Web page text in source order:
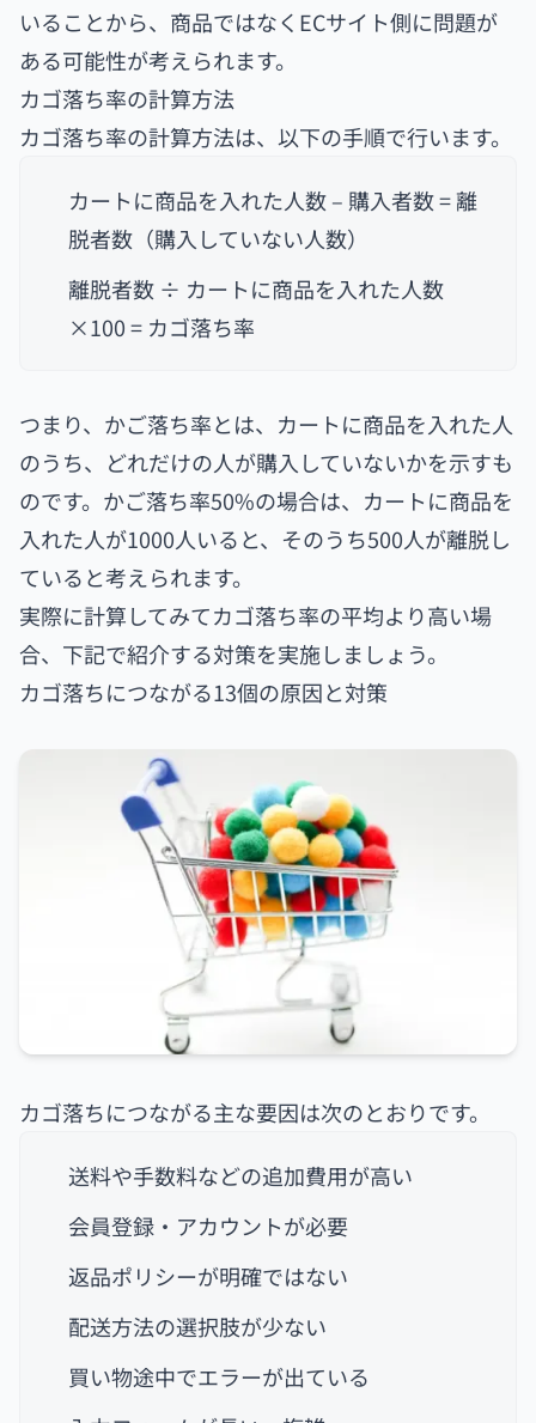
いることから、商品ではなくECサイト側に問題が
ある可能性が考えられます。
カゴ落ち率の計算方法
カゴ落ち率の計算方法は、以下の手順で行います。
カートに商品を入れた人数 – 購入者数 = 離
脱者数（購入していない人数）
離脱者数 ÷ カートに商品を入れた人数
×100 = カゴ落ち率
つまり、かご落ち率とは、カートに商品を入れた人
のうち、どれだけの人が購入していないかを示すも
のです。かご落ち率50%の場合は、カートに商品を
入れた人が1000人いると、そのうち500人が離脱し
ていると考えられます。
実際に計算してみてカゴ落ち率の平均より高い場
合、下記で紹介する対策を実施しましょう。
カゴ落ちにつながる13個の原因と対策
カゴ落ちにつながる主な要因は次のとおりです。
送料や手数料などの追加費用が高い
会員登録・アカウントが必要
返品ポリシーが明確ではない
配送方法の選択肢が少ない
買い物途中でエラーが出ている